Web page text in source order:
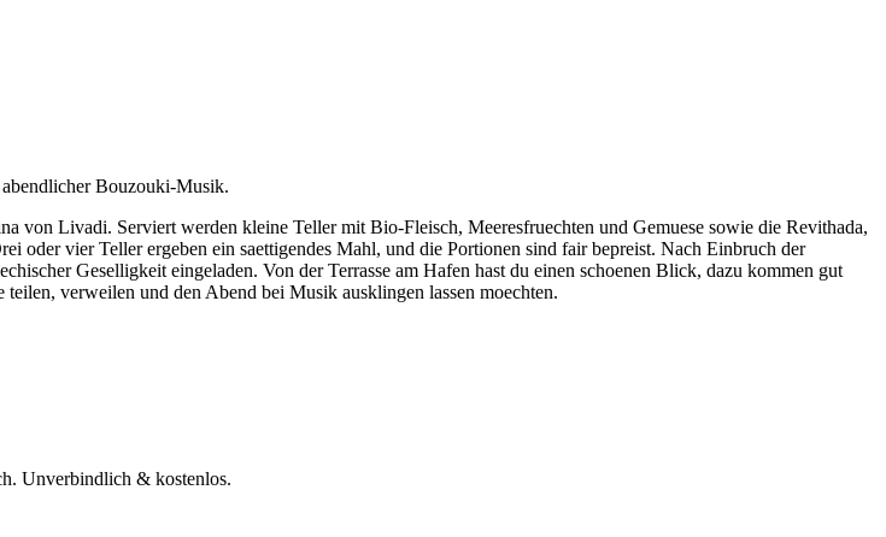
Bouzouki-Musik.
von Livadi. Serviert werden kleine Teller mit Bio-Fleisch, Meeresfruechten und Gemuese sowie die Revithada,
oder vier Teller ergeben ein saettigendes Mahl, und die Portionen sind fair bepreist. Nach Einbruch der
Geselligkeit eingeladen. Von der Terrasse am Hafen hast du einen schoenen Blick, dazu kommen gut
verweilen und den Abend bei Musik ausklingen lassen moechten.
Unverbindlich & kostenlos.